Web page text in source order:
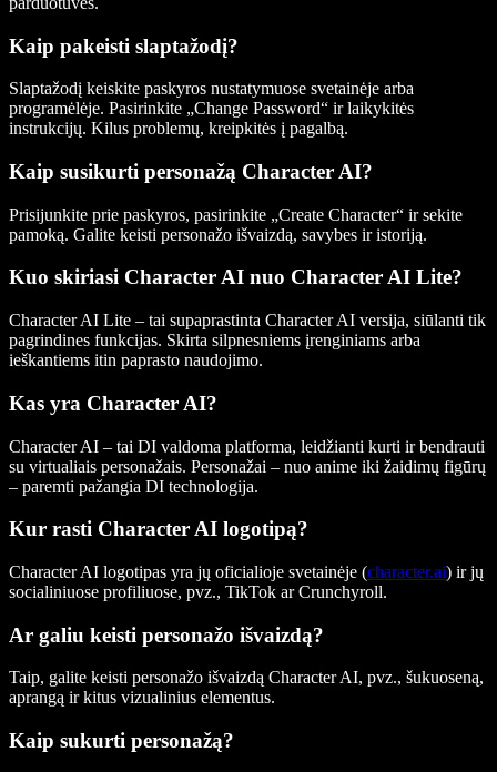
Kaip pakeisti slaptažodį?
Slaptažodį keiskite paskyros nustatymuose svetainėje arba
programėlėje. Pasirinkite „Change Password“ ir laikykitės
instrukcijų. Kilus problemų, kreipkitės į pagalbą.
Kaip susikurti personažą Character AI?
Prisijunkite prie paskyros, pasirinkite „Create Character“ ir sekite
pamoką. Galite keisti personažo išvaizdą, savybes ir istoriją.
Kuo skiriasi Character AI nuo Character AI Lite?
Character AI Lite – tai supaprastinta Character AI versija, siūlanti tik
pagrindines funkcijas. Skirta silpnesniems įrenginiams arba
ieškantiems itin paprasto naudojimo.
Kas yra Character AI?
Character AI – tai DI valdoma platforma, leidžianti kurti ir bendrauti
su virtualiais personažais. Personažai – nuo anime iki žaidimų figūrų
– paremti pažangia DI technologija.
Kur rasti Character AI logotipą?
Character AI logotipas yra jų oficialioje svetainėje (character.ai) ir jų
socialiniuose profiliuose, pvz., TikTok ar Crunchyroll.
Ar galiu keisti personažo išvaizdą?
Taip, galite keisti personažo išvaizdą Character AI, pvz., šukuoseną,
aprangą ir kitus vizualinius elementus.
Kaip sukurti personažą?